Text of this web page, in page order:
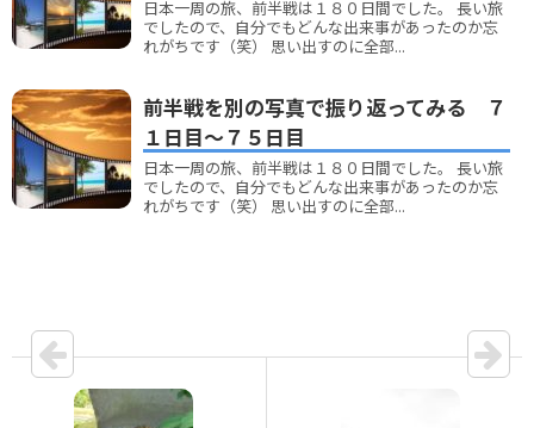
日本一周の旅、前半戦は１８０日間でした。 長い旅
でしたので、自分でもどんな出来事があったのか忘
れがちです（笑） 思い出すのに全部...
前半戦を別の写真で振り返ってみる ７
１日目～７５日目
日本一周の旅、前半戦は１８０日間でした。 長い旅
でしたので、自分でもどんな出来事があったのか忘
れがちです（笑） 思い出すのに全部...